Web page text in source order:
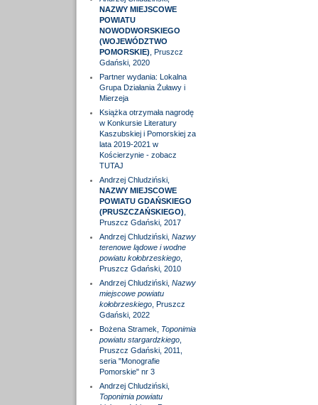
NAZWY MIEJSCOWE
POWIATU
NOWODWORSKIEGO
(WOJEWÓDZTWO
POMORSKIE) , Pruszcz
Gdański, 2020
Partner wydania: Lokalna
Grupa Działania Żuławy i
Mierzeja
Książka otrzymała nagrodę
w Konkursie Literatury
Kaszubskiej i Pomorskiej za
lata 2019-2021 w
Kościerzynie - zobacz
TUTAJ
Andrzej Chludziński,
NAZWY MIEJSCOWE
POWIATU GDAŃSKIEGO
(PRUSZCZAŃSKIEGO)
Pruszcz Gdański, 2017
Andrzej Chludziński, Nazwy
terenowe lądowe i wodne
powiatu kołobrzeskiego,
Pruszcz Gdański, 2010
Andrzej Chludziński, Nazwy
miejscowe powiatu
kołobrzeskiego, Pruszcz
Gdański, 2022
Bożena Stramek,
Toponimia
powiatu stargardzkiego,
Pruszcz Gdański, 2011,
seria "Monografie
Pomorskie" nr 3
Andrzej Chludziński,
Toponimia powiatu